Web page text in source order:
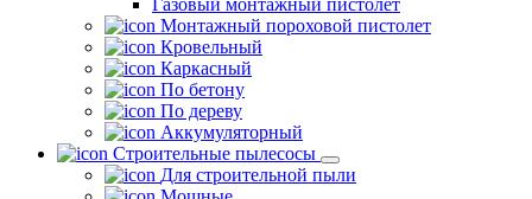
Газовый монтажный пистолет
Монтажный пороховой пистолет
Кровельный
Каркасный
По бетону
По дереву
Аккумуляторный
Строительные пылесосы
Для строительной пыли